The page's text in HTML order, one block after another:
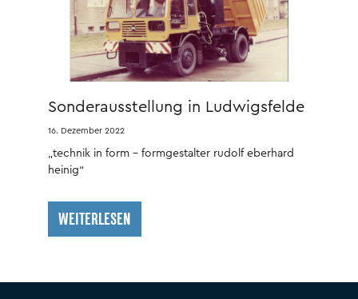
Sonderausstellung in Ludwigsfelde
16. Dezember 2022
„technik in form – formgestalter rudolf eberhard
heinig“
WEITERLESEN